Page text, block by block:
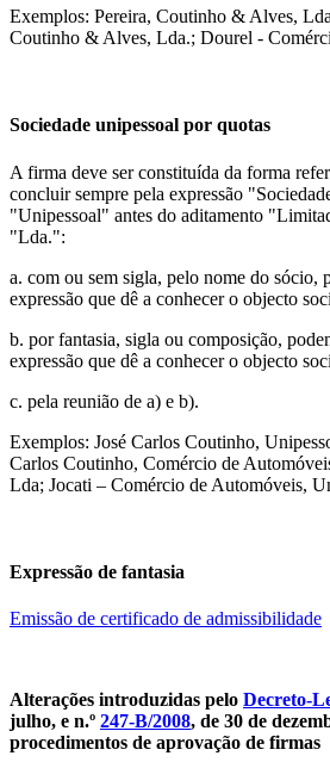
Exemplos: Pereira, Coutinho & Alves,
Coutinho & Alves, Lda.; Dourel -
Sociedade unipessoal por quotas
A firma deve ser constituída da forma
concluir sempre pela expressão
"Unipessoal" antes do aditamento
"Lda.":
a. com ou sem sigla, pelo nome do sócio,
expressão que dê a conhecer o objecto
b. por fantasia, sigla ou composição,
expressão que dê a conhecer o objecto
c. pela reunião de a) e b).
Exemplos: José Carlos Coutinho,
Carlos Coutinho, Comércio de
Lda; Jocati – Comércio de Automóveis,
Expressão de fantasia
Emissão de certificado de admissibilidade
Alterações introduzidas pelo Decreto-
julho, e n.º 247-B/2008, de 30 de
procedimentos de aprovação de firmas